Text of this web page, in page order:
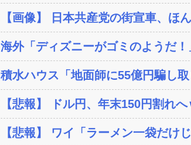
【画像】 日本共産党の街宣車、ほ
海外「ディズニーがゴミのようだ
積水ハウス「地面師に55億円騙し
【悲報】 ドル円、年末150円割れ
【悲報】 ワイ「ラーメン一袋だ